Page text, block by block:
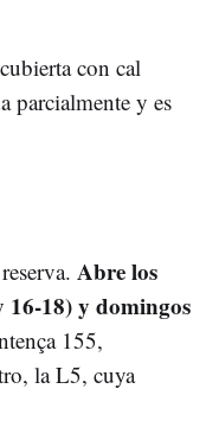
con cal
parcialmente y es
Abre los
16-18) y domingos
155,
la L5, cuya